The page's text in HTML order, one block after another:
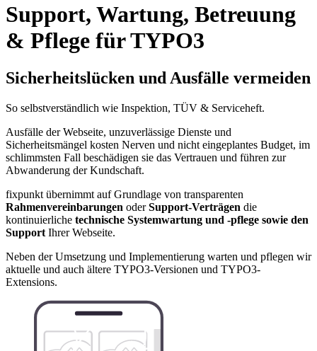
Support, Wartung, Betreuung
& Pflege für TYPO3
Sicherheitslücken und Ausfälle vermeiden
So selbstverständlich wie Inspektion, TÜV & Serviceheft.
Ausfälle der Webseite, unzuverlässige Dienste und
Sicherheitsmängel kosten Nerven und nicht eingeplantes Budget, im
schlimmsten Fall beschädigen sie das Vertrauen und führen zur
Abwanderung der Kundschaft.
fixpunkt übernimmt auf Grundlage von transparenten
Rahmenvereinbarungen oderSupport-Verträgen die
kontinuierliche technische Systemwartung und -pflege sowie den
Support Ihrer Webseite.
Neben der Umsetzung und Implementierung warten und pflegen wir
aktuelle und auch ältere TYPO3-Versionen und TYPO3-
Extensions.